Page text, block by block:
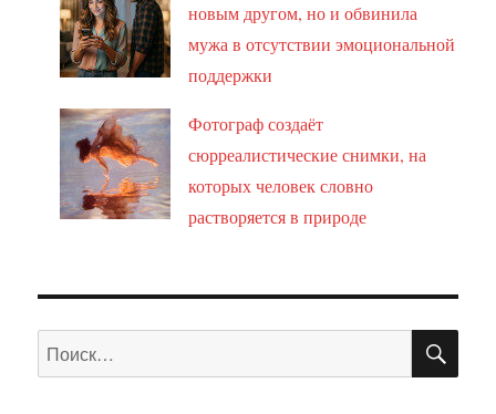
новым другом, но и обвинила
мужа в отсутствии эмоциональной
поддержки
Фотограф создаёт
сюрреалистические снимки, на
которых человек словно
растворяется в природе
Искать: